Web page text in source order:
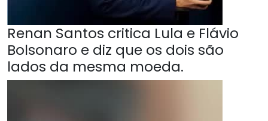
Renan Santos critica Lula e Flávio
Bolsonaro e diz que os dois são
lados da mesma moeda.